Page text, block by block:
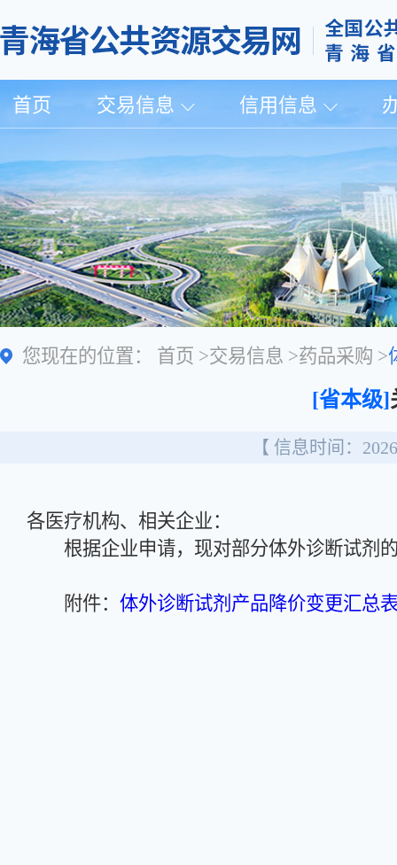
首页 交易信息 信用信息
您现在的位置： 首页 >交易信息 >药品采购 >
[省本级]
【 信息时间：
各医疗机构、相关企业：
根据企业申请，现对部分体外诊断试剂的
附件： 体外诊断试剂产品降价变更汇总